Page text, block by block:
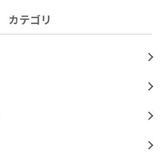
カテゴリ